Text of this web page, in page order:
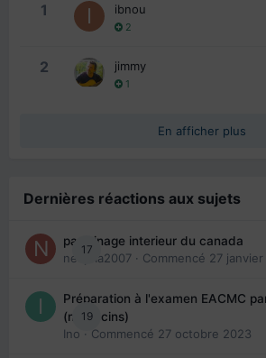
1 ibnou
2
2 jimmy
1
En afficher plus
Dernières réactions aux sujets
17
parrainage interieur du canada
nedjma2007 · Commencé 27
19
Préparation à l'examen EACMC
(médecins)
Ino · Commencé 27 octobre 2023